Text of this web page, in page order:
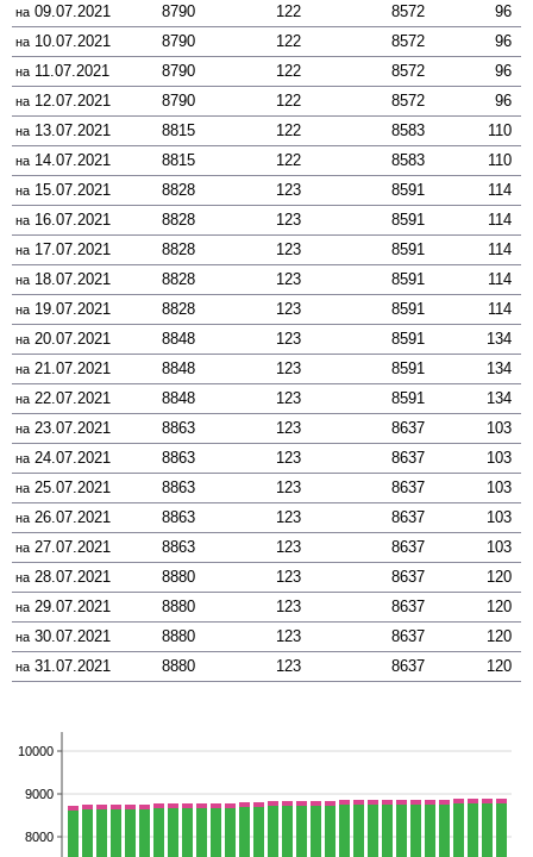
на 09.07.2021 8790 122 8572 96
на 10.07.2021 8790 122 8572 96
на 11.07.2021 8790 122 8572 96
на 12.07.2021 8790 122 8572 96
на 13.07.2021 8815 122 8583 110
на 14.07.2021 8815 122 8583 110
на 15.07.2021 8828 123 8591 114
на 16.07.2021 8828 123 8591 114
на 17.07.2021 8828 123 8591 114
на 18.07.2021 8828 123 8591 114
на 19.07.2021 8828 123 8591 114
на 20.07.2021 8848 123 8591 134
на 21.07.2021 8848 123 8591 134
на 22.07.2021 8848 123 8591 134
на 23.07.2021 8863 123 8637 103
на 24.07.2021 8863 123 8637 103
на 25.07.2021 8863 123 8637 103
на 26.07.2021 8863 123 8637 103
на 27.07.2021 8863 123 8637 103
на 28.07.2021 8880 123 8637 120
на 29.07.2021 8880 123 8637 120
на 30.07.2021 8880 123 8637 120
на 31.07.2021 8880 123 8637 120
8000
9000
10000